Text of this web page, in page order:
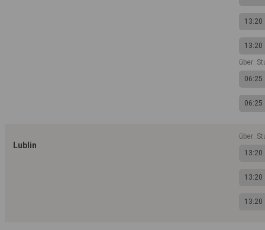
13:20
13:20
über:
06:25
06:25
Lublin
über:
13:20
13:20
13:20